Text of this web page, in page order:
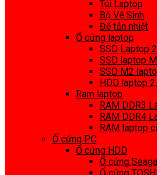
Túi Laptop
Bộ Vệ Sinh
Đế tản nhiệt
Ổ cứng laptop
SSD Laptop
SSD laptop
SSD M2
HDD laptop
Ram laptop
RAM DDR3
RAM DDR4
RAM laptop
Ổ cứng PC
Ổ cứng HDD
Ổ cứng